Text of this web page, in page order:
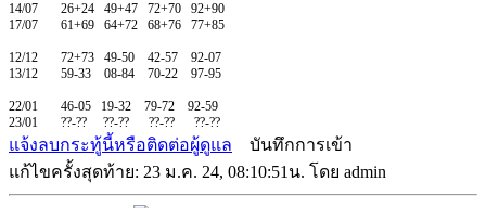
14/07 26+24 49+47 72+70 92+90
17/07 61+69 64+72 68+76 77+85
12/12 72+73 49-50 42-57 92-07
13/12 59-33 08-84 70-22 97-95
22/01 46-05 19-32 79-72 92-59
23/01 ??-?? ??-?? ??-?? ??-??
แจ้งลบกระทู้นี้หรือติดต่อผู้ดูแล
บันทึกการเข้า
แก้ไขครั้งสุดท้าย: 23 ม.ค. 24, 08:10:51น. โดย admin